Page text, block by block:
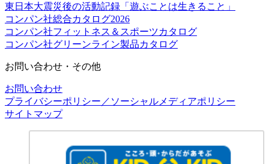
東日本大震災後の活動記録「遊ぶことは生きること」
コンパン社総合カタログ2026
コンパン社フィットネス＆スポーツカタログ
コンパン社グリーンライン製品カタログ
お問い合わせ・その他
お問い合わせ
プライバシーポリシー／ソーシャルメディアポリシー
サイトマップ